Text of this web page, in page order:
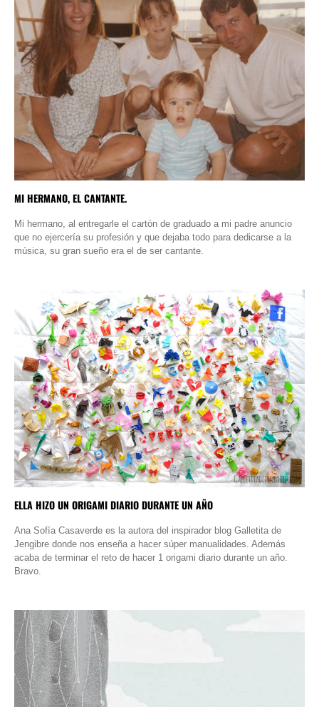
MI HERMANO, EL CANTANTE.
Mi hermano, al entregarle el cartón de graduado a mi padre anuncio
que no ejercería su profesión y que dejaba todo para dedicarse a la
música, su gran sueño era el de ser cantante.
ELLA HIZO UN ORIGAMI DIARIO DURANTE UN AÑO
Ana Sofía Casaverde es la autora del inspirador blog Galletita de
Jengibre donde nos enseña a hacer súper manualidades. Además
acaba de terminar el reto de hacer 1 origami diario durante un año.
Bravo.